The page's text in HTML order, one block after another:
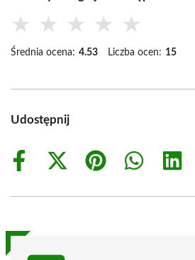
★ ★ ★ ★ ★
Średnia ocena: 4.53 Liczba ocen: 15
Udostępnij
Share
Share
(Twitter)
Share
Share
Share